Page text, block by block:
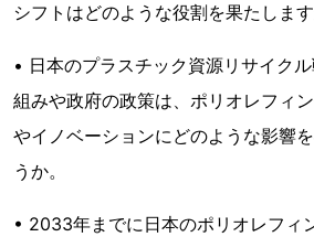
シフトはどのような役割を果たしま
• 日本のプラスチック資源リサイク
組みや政府の政策は、ポリオレフィ
やイノベーションにどのような影響
うか。
• 2033年までに日本のポリオレフィ